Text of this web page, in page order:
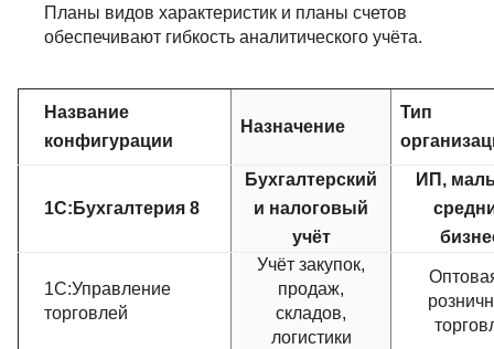
Планы видов характеристик и планы счетов
обеспечивают гибкость аналитического учёта.
Название
конфигурации
Назначение
Тип
1С:Бухгалтерия 8
Бухгалтерский
и налоговый
учёт
ИП,
1С:Управление
торговлей
Учёт закупок,
продаж,
складов,
логистики